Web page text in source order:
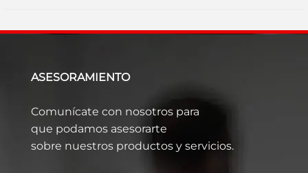
ASESORAMIENTO
Comunícate con nosotros para
que podamos asesorarte
sobre nuestros productos y servicios.